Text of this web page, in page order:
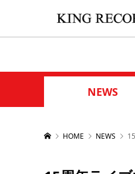
NEWS
HOME NEWS